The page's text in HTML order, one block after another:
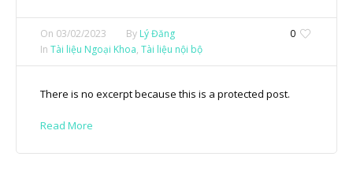
0
On 03/02/2023 By Lý Đăng
In Tài liệu Ngoại Khoa, Tài liệu nội bộ
There is no excerpt because this is a protected post.
Read More